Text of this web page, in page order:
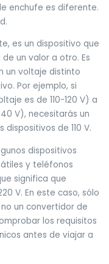
enchufe es diferente.
es un dispositivo que
un valor a otro. Es
un voltaje distinto
Por ejemplo, si
es de 110-120 V) a
V), necesitarás un
de 110 V.
dispositivos
y teléfonos
significa que
V. En este caso, sólo
un convertidor de
los requisitos
antes de viajar a